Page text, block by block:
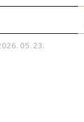
05. 23.